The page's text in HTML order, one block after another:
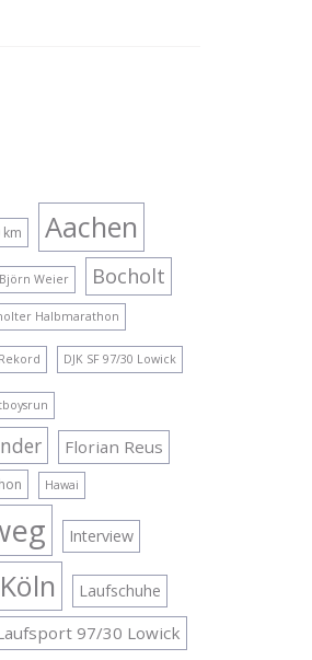
km Aachen
Björn Weier Bocholt
Halbmarathon
DJK SF 97/30 Lowick
Florian Reus
Hawai
Interview
Köln Laufschuhe
97/30 Lowick